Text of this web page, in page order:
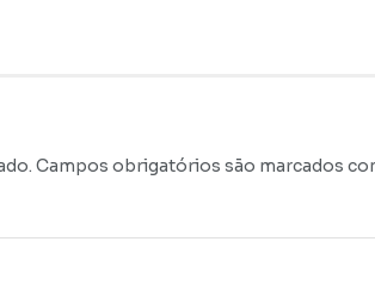
Campos obrigatórios são marcados